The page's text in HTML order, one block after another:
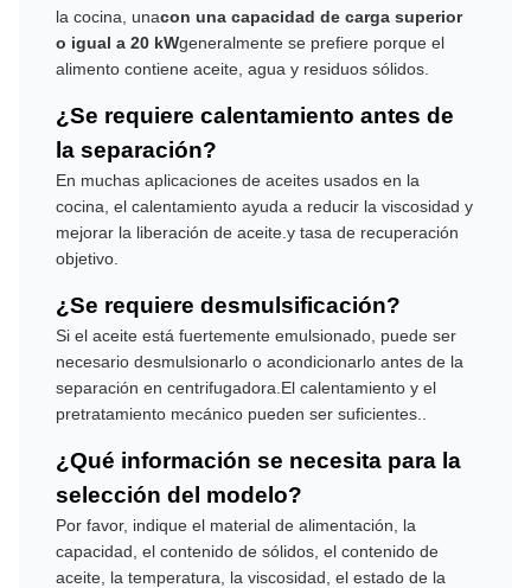
la cocina, unacon una capacidad de carga superior
o igual a 20 kWgeneralmente se prefiere porque el
alimento contiene aceite, agua y residuos sólidos.
¿Se requiere calentamiento antes de
la separación?
En muchas aplicaciones de aceites usados en la
cocina, el calentamiento ayuda a reducir la viscosidad y
mejorar la liberación de aceite.y tasa de recuperación
objetivo.
¿Se requiere desmulsificación?
Si el aceite está fuertemente emulsionado, puede ser
necesario desmulsionarlo o acondicionarlo antes de la
separación en centrifugadora.El calentamiento y el
pretratamiento mecánico pueden ser suficientes..
¿Qué información se necesita para la
selección del modelo?
Por favor, indique el material de alimentación, la
capacidad, el contenido de sólidos, el contenido de
aceite, la temperatura, la viscosidad, el estado de la